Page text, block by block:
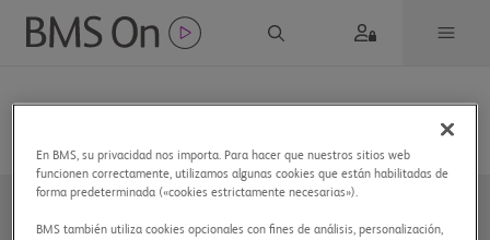
En BMS, su privacidad nos importa. Para hacer que nuestros sitios web
funcionen correctamente, utilizamos algunas cookies que están habilitadas de
forma predeterminada («cookies estrictamente necesarias»).
BMS también utiliza cookies opcionales con fines de análisis, personalización,